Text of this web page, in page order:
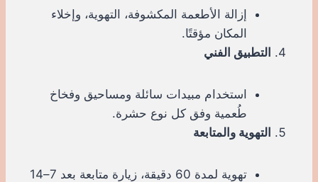
إزالة الأطعمة المكشوفة، التهوية، وإخلاء
المكان مؤقتًا.
التطبيق الفني
استخدام مبيدات سائلة ومساحيق وفخاخ
طُعمية وفق كل نوع حشرة.
التهوية والمتابعة
تهوية لمدة 60 دقيقة، زيارة متابعة بعد 7–14